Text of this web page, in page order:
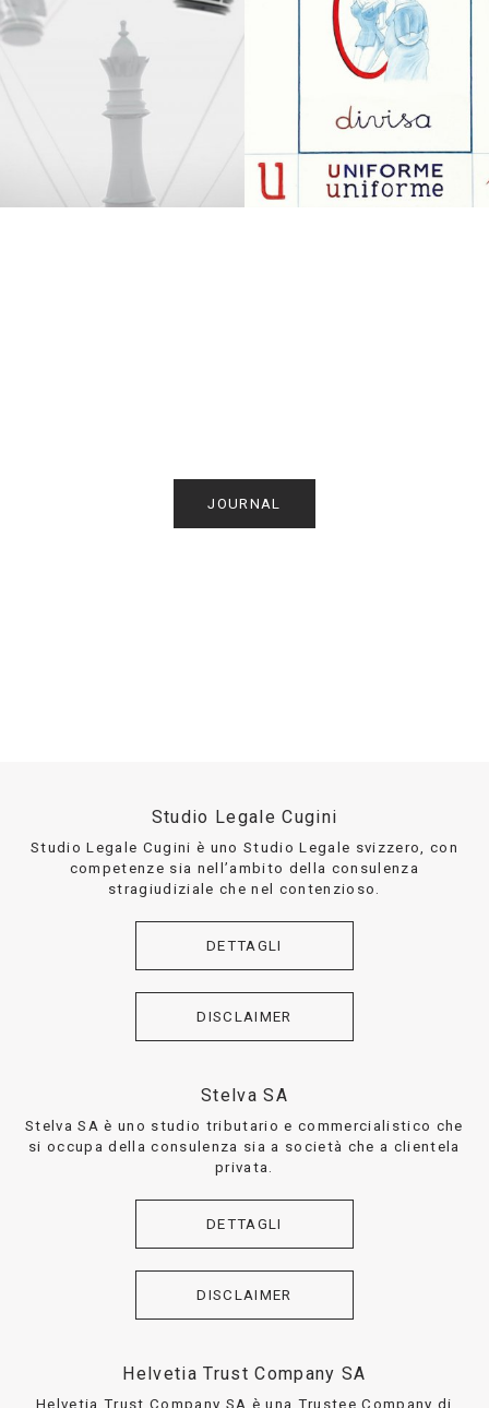
JOURNAL
Studio Legale Cugini
Studio Legale Cugini è uno Studio Legale svizzero, con
competenze sia nell’ambito della consulenza
stragiudiziale che nel contenzioso.
DETTAGLI
DISCLAIMER
Stelva SA
Stelva SA è uno studio tributario e commercialistico che
si occupa della consulenza sia a società che a clientela
privata.
DETTAGLI
DISCLAIMER
Helvetia Trust Company SA
Helvetia Trust Company SA è una Trustee Company di